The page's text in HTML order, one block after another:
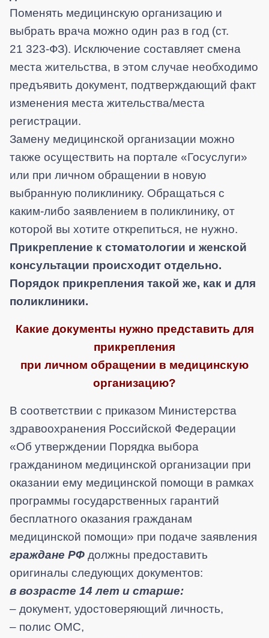
Поменять медицинскую организацию и
выбрать врача можно один раз в год (ст.
21 323-ФЗ). Исключение составляет смена
места жительства, в этом случае необходимо
предъявить документ, подтверждающий факт
изменения места жительства/места
регистрации.
Замену медицинской организации можно
также осуществить на портале «Госуслуги»
или при личном обращении в новую
выбранную поликлинику. Обращаться с
каким-либо заявлением в поликлинику, от
которой вы хотите открепиться, не нужно.
Прикрепление к стоматологии и женской
консультации происходит отдельно.
Порядок прикрепления такой же, как и для
поликлиники.
Какие документы нужно представить для
прикрепления
при личном обращении в медицинскую
организацию?
В соответствии с приказом Министерства
здравоохранения Российской Федерации
«Об утверждении Порядка выбора
гражданином медицинской организации при
оказании ему медицинской помощи в рамках
программы государственных гарантий
бесплатного оказания гражданам
медицинской помощи» при подаче заявления
граждане РФ должны предоставить
оригиналы следующих документов:
в возрасте 14 лет и старше:
– документ, удостоверяющий личность,
– полис ОМС,